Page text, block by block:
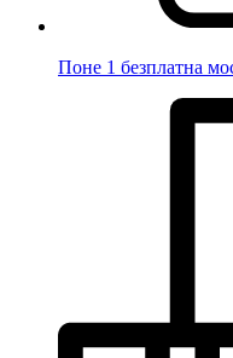
Поне 1 безплатна